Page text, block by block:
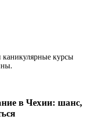
каникулярные курсы
в Чехии: шанс,